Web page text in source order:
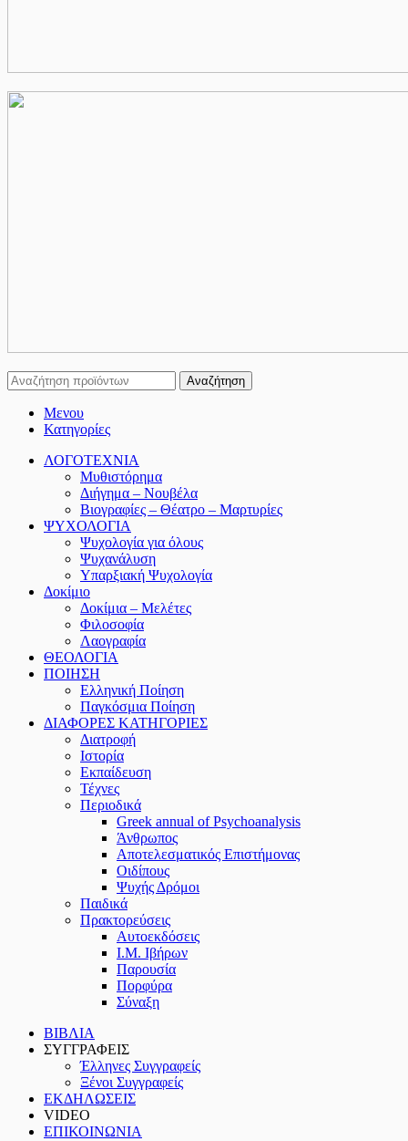
Αναζήτηση
Μενου
Κατηγορίες
ΛΟΓΟΤΕΧΝΙΑ
Μυθιστόρημα
Διήγημα – Νουβέλα
Βιογραφίες – Θέατρο – Μαρτυρίες
ΨΥΧΟΛΟΓΙΑ
Ψυχολογία για όλους
Ψυχανάλυση
Υπαρξιακή Ψυχολογία
Δοκίμιο
Δοκίμια – Μελέτες
Φιλοσοφία
Λαογραφία
ΘΕΟΛΟΓΙΑ
ΠΟΙΗΣΗ
Ελληνική Ποίηση
Παγκόσμια Ποίηση
ΔΙΑΦΟΡΕΣ ΚΑΤΗΓΟΡΙΕΣ
Διατροφή
Ιστορία
Εκπαίδευση
Τέχνες
Περιοδικά
Greek annual of Psychoanalysis
Άνθρωπος
Αποτελεσματικός Επιστήμονας
Οιδίπους
Ψυχής Δρόμοι
Παιδικά
Πρακτoρεύσεις
Αυτοεκδόσεις
Ι.Μ. Ιβήρων
Παρουσία
Πορφύρα
Σύναξη
ΒΙΒΛΙΑ
ΣΥΓΓΡΑΦΕΙΣ
Έλληνες Συγγραφείς
Ξένοι Συγγραφείς
ΕΚΔΗΛΩΣΕΙΣ
VIDEO
ΕΠΙΚΟΙΝΩΝΙΑ